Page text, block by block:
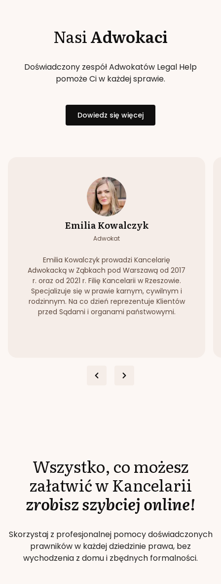
NasiAdwokaci
Doświadczony zespół Adwokatów Legal Help
pomoże Ci w każdej sprawie.
Dowiedz się więcej
Emilia Kowalczyk
Adwokat
Emilia Kowalczyk prowadzi Kancelarię
Adwokacką w Ząbkach pod Warszawą od 2017
r. oraz od 2021 r. Filię Kancelarii w Rzeszowie.
Specjalizuje się w prawie karnym, cywilnym i
rodzinnym. Na co dzień reprezentuje Klientów
przed Sądami i organami państwowymi.
Wszystko, co możesz
załatwić w Kancelarii
zrobisz szybciej online!
Skorzystaj z profesjonalnej pomocy doświadczonych
prawników w każdej dziedzinie prawa, bez
wychodzenia z domu i zbędnych formalności.